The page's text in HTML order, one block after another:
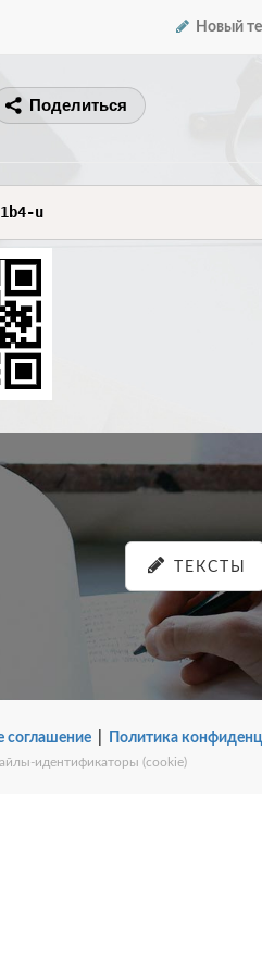
Новый
Поделиться
u
ТЕКСТЫ
соглашение| Политика
идентификаторы (cookie)